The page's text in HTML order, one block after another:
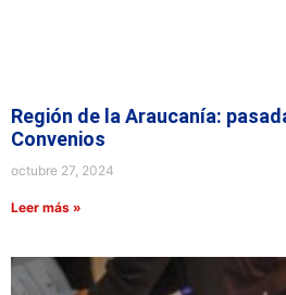
Región de la Araucanía:
Convenios
octubre 27, 2024
Leer más »